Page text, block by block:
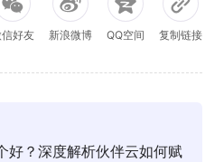
好友 新浪微博 QQ空间 复制链接
好？深度解析伙伴云如何赋